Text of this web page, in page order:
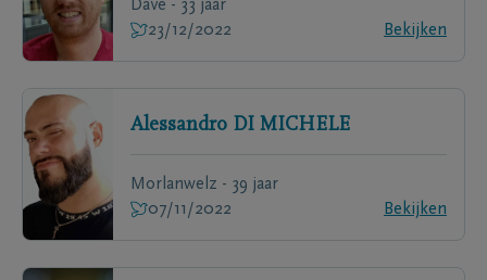
Dave - 33 jaar
23/12/2022
Bekijken
Alessandro DI MICHELE
Morlanwelz - 39 jaar
07/11/2022
Bekijken